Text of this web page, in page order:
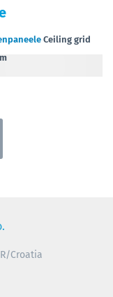
Ceiling grid
Croatia